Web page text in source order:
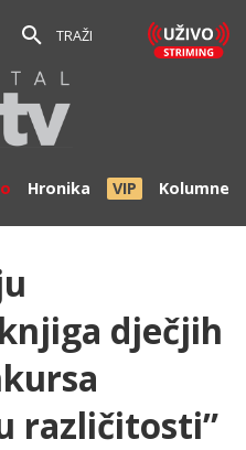
TRAŽI
Hronika VIP Kolumne
dječjih
različitosti”